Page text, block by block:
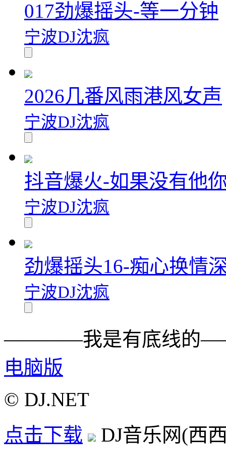
017劲爆摇头-等一分钟
宁波DJ沈疯
2026几番风雨港风女声
宁波DJ沈疯
抖音爆火-如果没有他
宁波DJ沈疯
劲爆摇头16-痴心换情
宁波DJ沈疯
————我是有底线
电脑版
© DJ.NET
点击下载
DJ音乐网(西